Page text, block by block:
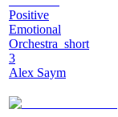
Positive
Emotional
Orchestra_short
3
Alex Saym